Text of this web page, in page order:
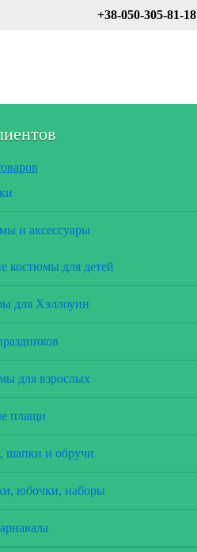
+38-050-305-81-18
и аксессуары
костюмы для детей
для Хэллоуин
для взрослых
плащи
шапки и обручи
юбочки, наборы